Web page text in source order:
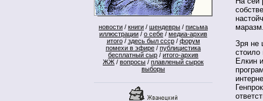
новости / книги / шендевры / письма
иллюстрации / о себе / медиа-архив
итого/ здесь был ссср/ форум
помехи в эфире / публицистика
бесплатный сыр / итого-архив
ЖЖ / вопросы / плавленый сырок
выборы
Зря не
стоило
Елкин